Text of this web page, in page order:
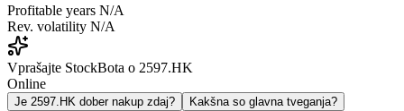
Profitable years N/A
Rev. volatility N/A
Vprašajte StockBota o 2597.HK
Online
Je 2597.HK dober nakup zdaj?
Kakšna so glavna tveganja?